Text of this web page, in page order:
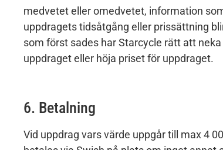
medvetet eller omedvetet, information
uppdragets tidsåtgång eller prissättning
som först sades har Starcycle rätt att
uppdraget eller höja priset för uppdraget.
6. Betalning
Vid uppdrag vars värde uppgår till max 4